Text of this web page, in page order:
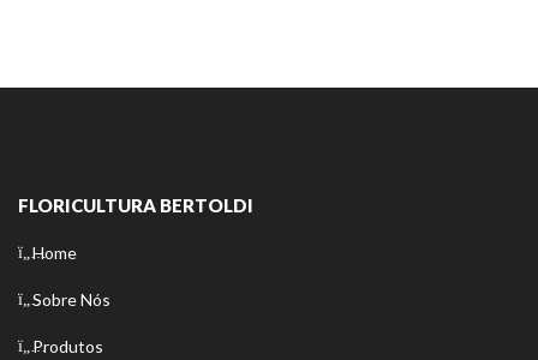
FLORICULTURA BERTOLDI
Home
Sobre Nós
Produtos